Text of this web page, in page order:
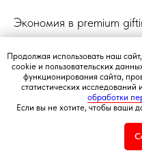
Продолжая использовать наш
cookie и пользовательских
функционирования сайта,
статистических исследований
обработки
Если вы не хотите, чтобы ваши
Экономия в premium
Безликие сувениры
Одинаковые подарки
Игнорирование
ИНФОРМАЦИЯ
Фруктовые корзины
Партнерство
Новый Год
Статьи о фуд-флористике
Сладкие букеты